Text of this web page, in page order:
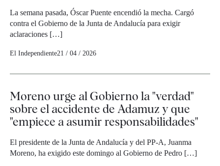
La semana pasada, Óscar Puente encendió la mecha. Cargó
contra el Gobierno de la Junta de Andalucía para exigir
aclaraciones […]
El Independiente21 / 04 / 2026
Moreno urge al Gobierno la "verdad"
sobre el accidente de Adamuz y que
"empiece a asumir responsabilidades"
El presidente de la Junta de Andalucía y del PP-A, Juanma
Moreno, ha exigido este domingo al Gobierno de Pedro […]